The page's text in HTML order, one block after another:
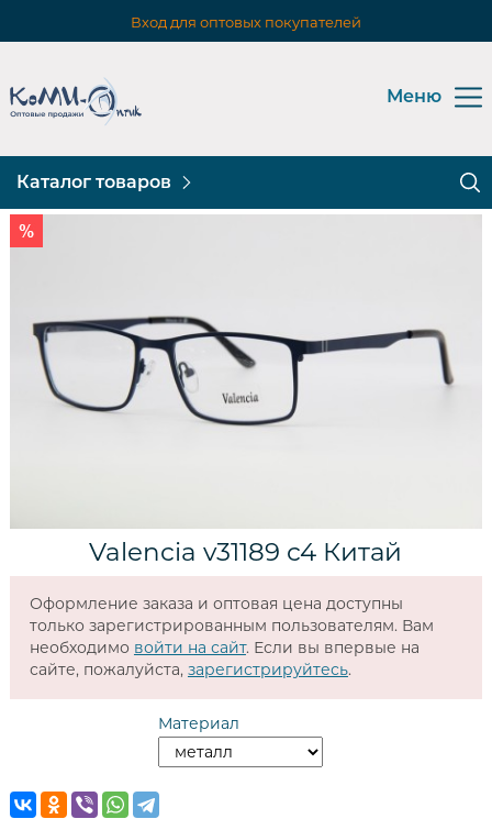
Вход для оптовых покупателей
Меню
Каталог товаров
Valencia v31189 c4 Китай
Оформление заказа и оптовая цена доступны
только зарегистрированным пользователям. Вам
необходимо войти на сайт. Если вы впервые на
сайте, пожалуйста, зарегистрируйтесь.
Материал